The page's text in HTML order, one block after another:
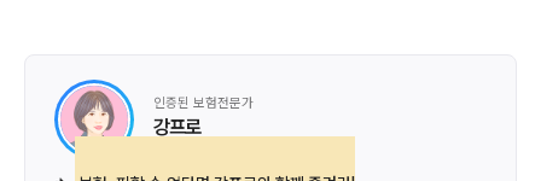
인증된 보험전문가
강프로